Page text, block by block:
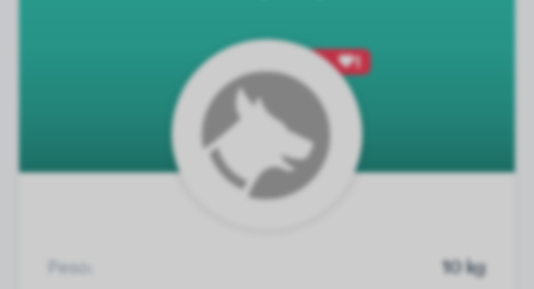
1
Peso:
10 kg